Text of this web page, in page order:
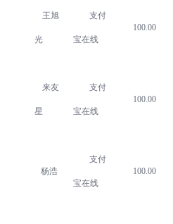
王旭
光
支付
宝在线
100.00
来友
星
支付
宝在线
100.00
杨浩
支付
宝在线
100.00